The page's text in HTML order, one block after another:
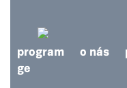
program o nás
ge